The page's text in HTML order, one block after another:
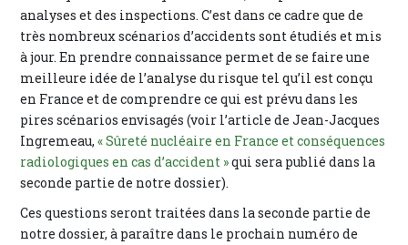
analyses et des inspections. C’est dans ce cadre que de
très nombreux scénarios d’accidents sont étudiés et mis
à jour. En prendre connaissance permet de se faire une
meilleure idée de l’analyse du risque tel qu’il est conçu
en France et de comprendre ce qui est prévu dans les
pires scénarios envisagés (voir l’article de Jean-Jacques
Ingremeau,« Sûreté nucléaire en France et conséquences
radiologiques en cas d’accident »qui sera publié dans la
seconde partie de notre dossier).
Ces questions seront traitées dans la seconde partie de
notre dossier, à paraître dans le prochain numéro de